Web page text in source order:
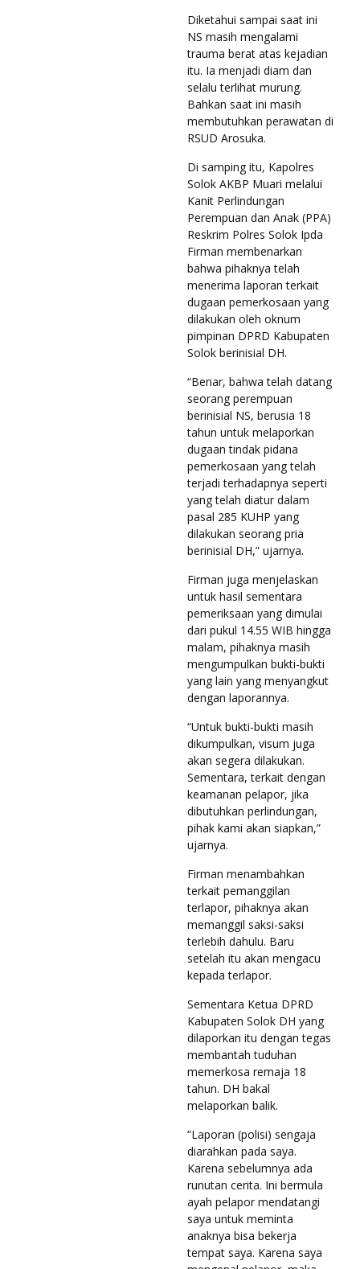
Diketahui sampai saat ini
NS masih mengalami
trauma berat atas kejadian
itu. Ia menjadi diam dan
selalu terlihat murung.
Bahkan saat ini masih
membutuhkan perawatan di
RSUD Arosuka.
Di samping itu, Kapolres
Solok AKBP Muari melalui
Kanit Perlindungan
Perempuan dan Anak (PPA)
Reskrim Polres Solok Ipda
Firman membenarkan
bahwa pihaknya telah
menerima laporan terkait
dugaan pemerkosaan yang
dilakukan oleh oknum
pimpinan DPRD Kabupaten
Solok berinisial DH.
“Benar, bahwa telah datang
seorang perempuan
berinisial NS, berusia 18
tahun untuk melaporkan
dugaan tindak pidana
pemerkosaan yang telah
terjadi terhadapnya seperti
yang telah diatur dalam
pasal 285 KUHP yang
dilakukan seorang pria
berinisial DH,” ujarnya.
Firman juga menjelaskan
untuk hasil sementara
pemeriksaan yang dimulai
dari pukul 14.55 WIB hingga
malam, pihaknya masih
mengumpulkan bukti-bukti
yang lain yang menyangkut
dengan laporannya.
“Untuk bukti-bukti masih
dikumpulkan, visum juga
akan segera dilakukan.
Sementara, terkait dengan
keamanan pelapor, jika
dibutuhkan perlindungan,
pihak kami akan siapkan,”
ujarnya.
Firman menambahkan
terkait pemanggilan
terlapor, pihaknya akan
memanggil saksi-saksi
terlebih dahulu. Baru
setelah itu akan mengacu
kepada terlapor.
Sementara Ketua DPRD
Kabupaten Solok DH yang
dilaporkan itu dengan tegas
membantah tuduhan
memerkosa remaja 18
tahun. DH bakal
melaporkan balik.
“Laporan (polisi) sengaja
diarahkan pada saya.
Karena sebelumnya ada
runutan cerita. Ini bermula
ayah pelapor mendatangi
saya untuk meminta
anaknya bisa bekerja
tempat saya. Karena saya